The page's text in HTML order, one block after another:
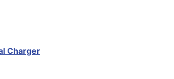
Charger